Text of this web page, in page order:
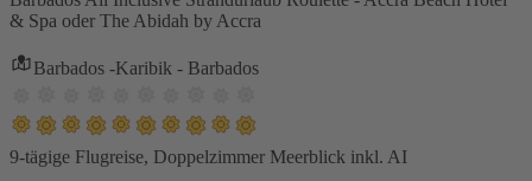
& Spa oder The Abidah by Accra
Barbados -Karibik - Barbados
9-tägige Flugreise, Doppelzimmer Meerblick inkl. AI